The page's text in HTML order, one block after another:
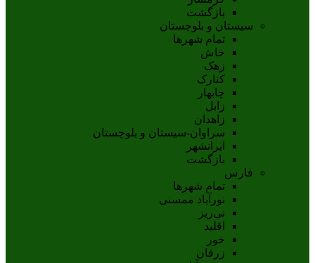
بازگشت
سیستان و بلوچستان
تمام شهر‌ها
خاش
زهک
کنارک
چابهار
زابل
زاهدان
سراوان-سيستان و بلوچستان
ايرانشهر
بازگشت
فارس
تمام شهر‌ها
نورآباد ممسنی
نی‌ریز
اقلید
خور
زرقان